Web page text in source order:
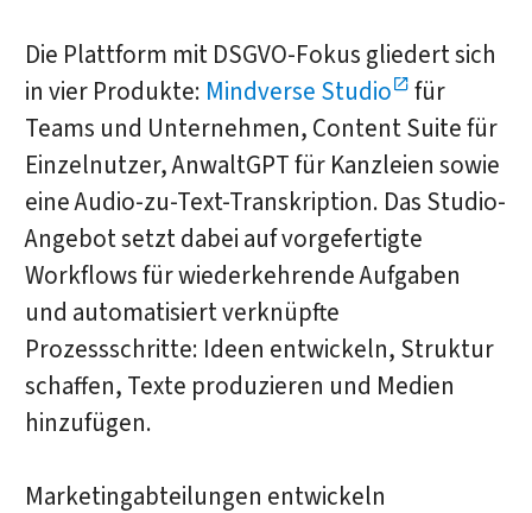
Die Plattform mit DSGVO-Fokus gliedert sich
in vier Produkte: Mindverse Studio
für
Teams und Unternehmen, Content Suite für
Einzelnutzer, AnwaltGPT für Kanzleien sowie
eine Audio-zu-Text-Transkription. Das Studio-
Angebot setzt dabei auf vorgefertigte
Workflows für wiederkehrende Aufgaben
und automatisiert verknüpfte
Prozessschritte: Ideen entwickeln, Struktur
schaffen, Texte produzieren und Medien
hinzufügen.
Marketingabteilungen entwickeln